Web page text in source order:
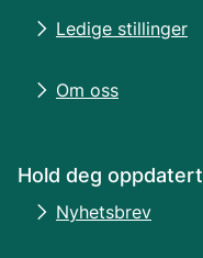
Ledige stillinger
Om oss
Hold deg oppdatert
Nyhetsbrev